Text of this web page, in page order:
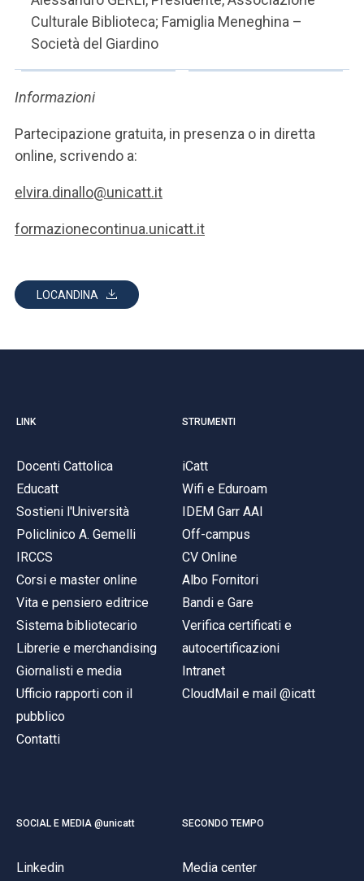
Culturale Biblioteca; Famiglia Meneghina –
Società del Giardino
Informazioni
Partecipazione gratuita, in presenza o in diretta
online, scrivendo a:
elvira.dinallo@unicatt.it
formazionecontinua.unicatt.it
LOCANDINA
LINK
Docenti Cattolica
Educatt
Sostieni l'Università
Policlinico A. Gemelli
IRCCS
Corsi e master online
Vita e pensiero editrice
Sistema bibliotecario
Librerie e merchandising
Giornalisti e media
Ufficio rapporti con il
pubblico
Contatti
STRUMENTI
iCatt
Wifi e Eduroam
IDEM Garr AAI
Off-campus
CV Online
Albo Fornitori
Bandi e Gare
Verifica certificati e
autocertificazioni
Intranet
CloudMail e mail @icatt
SOCIAL E MEDIA @unicatt
Linkedin
SECONDO TEMPO
Media center